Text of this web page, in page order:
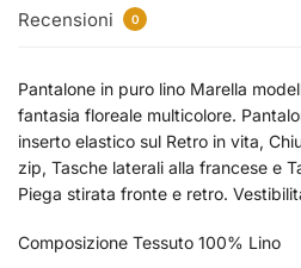
Recensioni 0
Pantalone in puro lino Marella
fantasia floreale multicolore.
inserto elastico sul Retro in vita,
zip, Tasche laterali alla francese e
Piega stirata fronte e retro.
Composizione Tessuto 100% Lino